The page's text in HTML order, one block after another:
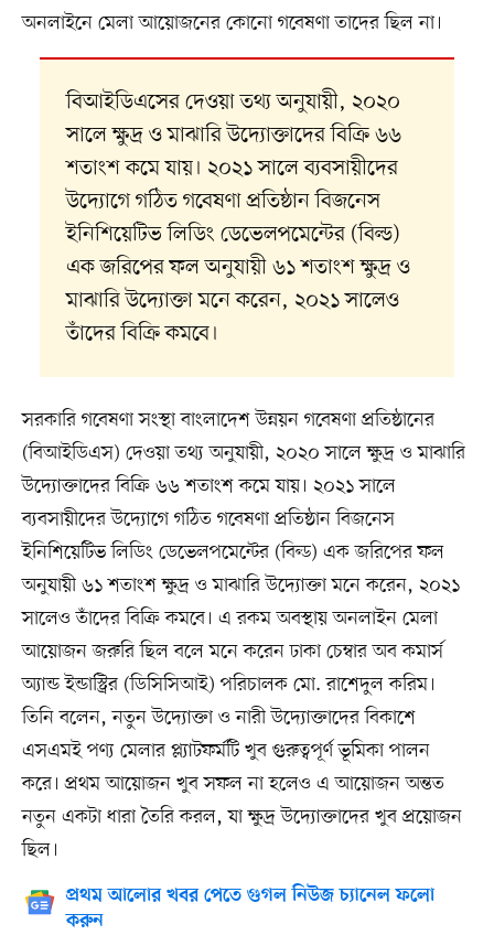
অনলাইনে মেলা আয়োজনের কোনো গবেষণা তাদের ছিল না।
বিআইডিএসের দেওয়া তথ্য অনুযায়ী, ২০২০
সালে ক্ষুদ্র ও মাঝারি উদ্যোক্তাদের বিক্রি ৬৬
শতাংশ কমে যায়। ২০২১ সালে ব্যবসায়ীদের
উদ্যোগে গঠিত গবেষণা প্রতিষ্ঠান বিজনেস
ইনিশিয়েটিভ লিডিং ডেভেলপমেন্টের (বিল্ড)
এক জরিপের ফল অনুযায়ী ৬১ শতাংশ ক্ষুদ্র ও
মাঝারি উদ্যোক্তা মনে করেন, ২০২১ সালেও
তাঁদের বিক্রি কমবে।
সরকারি গবেষণা সংস্থা বাংলাদেশ উন্নয়ন গবেষণা প্রতিষ্ঠানের
(বিআইডিএস) দেওয়া তথ্য অনুযায়ী, ২০২০ সালে ক্ষুদ্র ও মাঝারি
উদ্যোক্তাদের বিক্রি ৬৬ শতাংশ কমে যায়। ২০২১ সালে
ব্যবসায়ীদের উদ্যোগে গঠিত গবেষণা প্রতিষ্ঠান বিজনেস
ইনিশিয়েটিভ লিডিং ডেভেলপমেন্টের (বিল্ড) এক জরিপের ফল
অনুযায়ী ৬১ শতাংশ ক্ষুদ্র ও মাঝারি উদ্যোক্তা মনে করেন, ২০২১
সালেও তাঁদের বিক্রি কমবে। এ রকম অবস্থায় অনলাইন মেলা
আয়োজন জরুরি ছিল বলে মনে করেন ঢাকা চেম্বার অব কমার্স
অ্যান্ড ইন্ডাস্ট্রির (ডিসিসিআই) পরিচালক মো. রাশেদুল করিম।
তিনি বলেন, নতুন উদ্যোক্তা ও নারী উদ্যোক্তাদের বিকাশে
এসএমই পণ্য মেলার প্ল্যাটফর্মটি খুব গুরুত্বপূর্ণ ভূমিকা পালন
করে। প্রথম আয়োজন খুব সফল না হলেও এ আয়োজন অন্তত
নতুন একটা ধারা তৈরি করল, যা ক্ষুদ্র উদ্যোক্তাদের খুব প্রয়োজন
ছিল।
প্রথম আলোর খবর পেতে গুগল নিউজ চ্যানেল ফলো
করুন